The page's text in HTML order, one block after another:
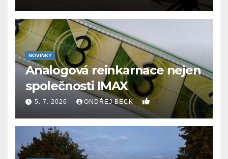
NOVINKY
Analogová reinkarnace nejen
společnosti IMAX
5. 7. 2026 ONDŘEJ BECK 0